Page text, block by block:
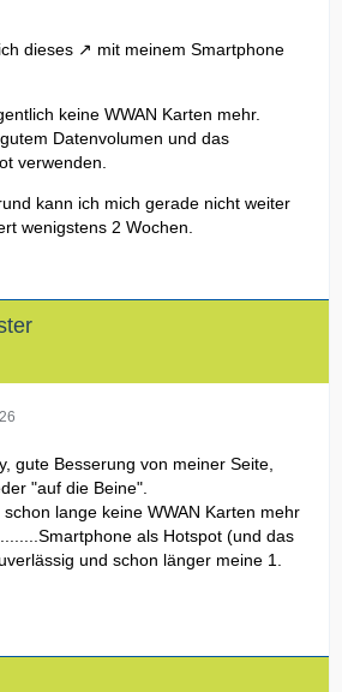
dieses
mit meinem Smartphone
keine WWAN Karten mehr.
Datenvolumen und das
verwenden.
kann ich mich gerade nicht weiter
wenigstens 2 Wochen.
, gute Besserung von meiner Seite,
"auf die Beine".
schon lange keine WWAN Karten mehr
als Hotspot (und das
und schon länger meine 1.